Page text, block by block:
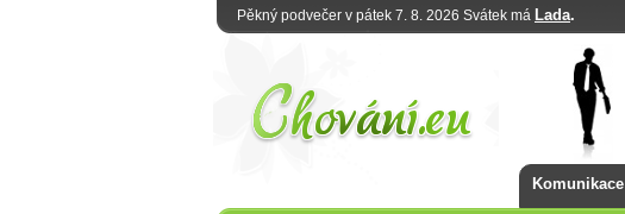
Pěkný podvečer v pátek 7. 8. 2026 Svátek má Lada.
Komunikace